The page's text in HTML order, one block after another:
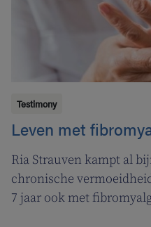
Testimony
Leven met
Ria Strauven kampt al
chronische
7 jaar ook met